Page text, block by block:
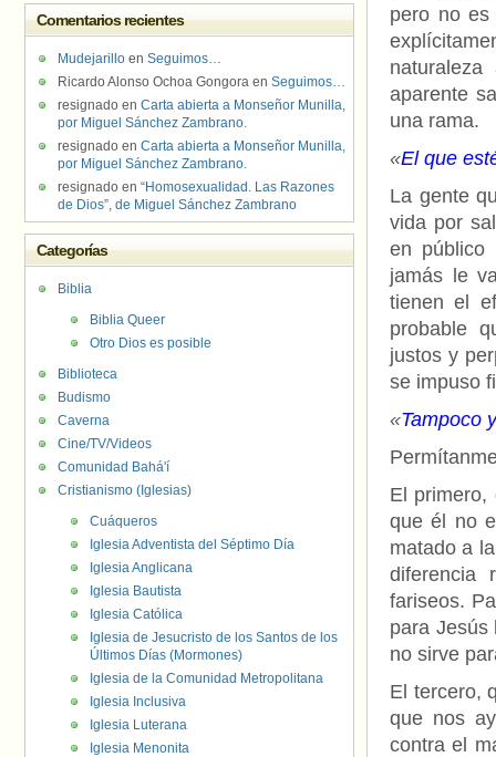
pero no es
aparente
una rama.
«El que
La gente
vida por
en público
jamás le
tienen el
probable
justos y
se impuso
«Tampoco
El primero,
que él no
matado a
diferencia
fariseos.
para Jesús
no sirve
El tercero,
que nos
contra el
Comentarios recientes
Mudejarillo en Seguimos…
Ricardo Alonso Ochoa Gongora en Seguimos…
resignado en Carta abierta a Monseñor Munilla,
por Miguel Sánchez Zambrano.
resignado en Carta abierta a Monseñor Munilla,
por Miguel Sánchez Zambrano.
resignado en “Homosexualidad. Las Razones
de Dios”, de Miguel Sánchez Zambrano
Categorías
Biblia
Biblia Queer
Otro Dios es posible
Biblioteca
Budismo
Caverna
Cine/TV/Videos
Comunidad Bahá'í
Cristianismo (Iglesias)
Cuáqueros
Iglesia Adventista del Séptimo Día
Iglesia Anglicana
Iglesia Bautista
Iglesia Católica
Iglesia de Jesucristo de los Santos de los
Últimos Días (Mormones)
Iglesia de la Comunidad Metropolitana
Iglesia Inclusiva
Iglesia Luterana
Iglesia Menonita